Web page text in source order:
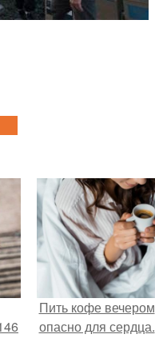
Пить кофе вечером
опасно для сердца.